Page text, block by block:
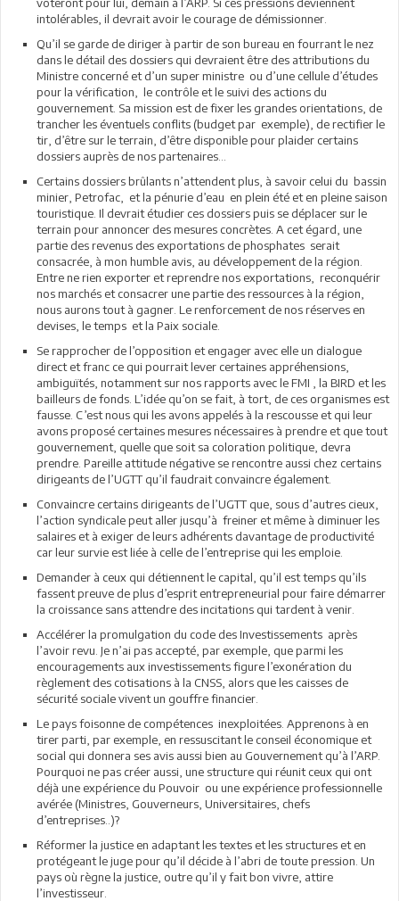
intolérables, il devrait avoir le courage de démissionner.
Qu’il se garde de diriger à partir de son bureau en fourrant le nez
dans le détail des dossiers qui devraient être des attributions du
Ministre concerné et d’un super ministre ou d’une cellule d’études
pour la vérification, le contrôle et le suivi des actions du
gouvernement. Sa mission est de fixer les grandes orientations, de
trancher les éventuels conflits (budget par exemple), de rectifier le
tir, d’être sur le terrain, d’être disponible pour plaider certains
dossiers auprès de nos partenaires…
Certains dossiers brûlants n’attendent plus, à savoir celui du bassin
minier, Petrofac, et la pénurie d’eau en plein été et en pleine saison
touristique. Il devrait étudier ces dossiers puis se déplacer sur le
terrain pour annoncer des mesures concrètes. A cet égard, une
partie des revenus des exportations de phosphates serait
consacrée, à mon humble avis, au développement de la région.
Entre ne rien exporter et reprendre nos exportations, reconquérir
nos marchés et consacrer une partie des ressources à la région,
nous aurons tout à gagner. Le renforcement de nos réserves en
devises, le temps et la Paix sociale.
Se rapprocher de l’opposition et engager avec elle un dialogue
direct et franc ce qui pourrait lever certaines appréhensions,
ambiguïtés, notamment sur nos rapports avec le FMI , la BIRD et les
bailleurs de fonds. L’idée qu’on se fait, à tort, de ces organismes est
fausse. C’est nous qui les avons appelés à la rescousse et qui leur
avons proposé certaines mesures nécessaires à prendre et que tout
gouvernement, quelle que soit sa coloration politique, devra
prendre. Pareille attitude négative se rencontre aussi chez certains
dirigeants de l’UGTT qu’il faudrait convaincre également.
Convaincre certains dirigeants de l’UGTT que, sous d’autres cieux,
l’action syndicale peut aller jusqu’à freiner et même à diminuer les
salaires et à exiger de leurs adhérents davantage de productivité
car leur survie est liée à celle de l’entreprise qui les emploie.
Demander à ceux qui détiennent le capital, qu’il est temps qu’ils
fassent preuve de plus d’esprit entrepreneurial pour faire démarrer
la croissance sans attendre des incitations qui tardent à venir.
Accélérer la promulgation du code des Investissements après
l’avoir revu. Je n’ai pas accepté, par exemple, que parmi les
encouragements aux investissements figure l’exonération du
règlement des cotisations à la CNSS, alors que les caisses de
sécurité sociale vivent un gouffre financier.
Le pays foisonne de compétences inexploitées. Apprenons à en
tirer parti, par exemple, en ressuscitant le conseil économique et
social qui donnera ses avis aussi bien au Gouvernement qu’à l’ARP.
Pourquoi ne pas créer aussi, une structure qui réunit ceux qui ont
déjà une expérience du Pouvoir ou une expérience professionnelle
avérée (Ministres, Gouverneurs, Universitaires, chefs
d’entreprises..)?
Réformer la justice en adaptant les textes et les structures et en
protégeant le juge pour qu’il décide à l’abri de toute pression. Un
pays où règne la justice, outre qu’il y fait bon vivre, attire
l’investisseur.